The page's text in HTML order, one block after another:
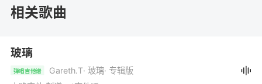
相关歌曲
玻璃
弹唱吉他谱 Gareth.T· 玻璃· 专辑版